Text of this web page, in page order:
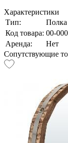
Характеристики
Тип:
Полка
Код товара: 00-
Аренда:
Нет
Сопутствующие